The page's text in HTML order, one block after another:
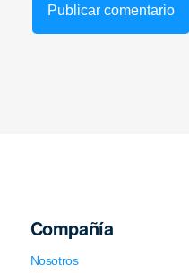
Compañía
Nosotros